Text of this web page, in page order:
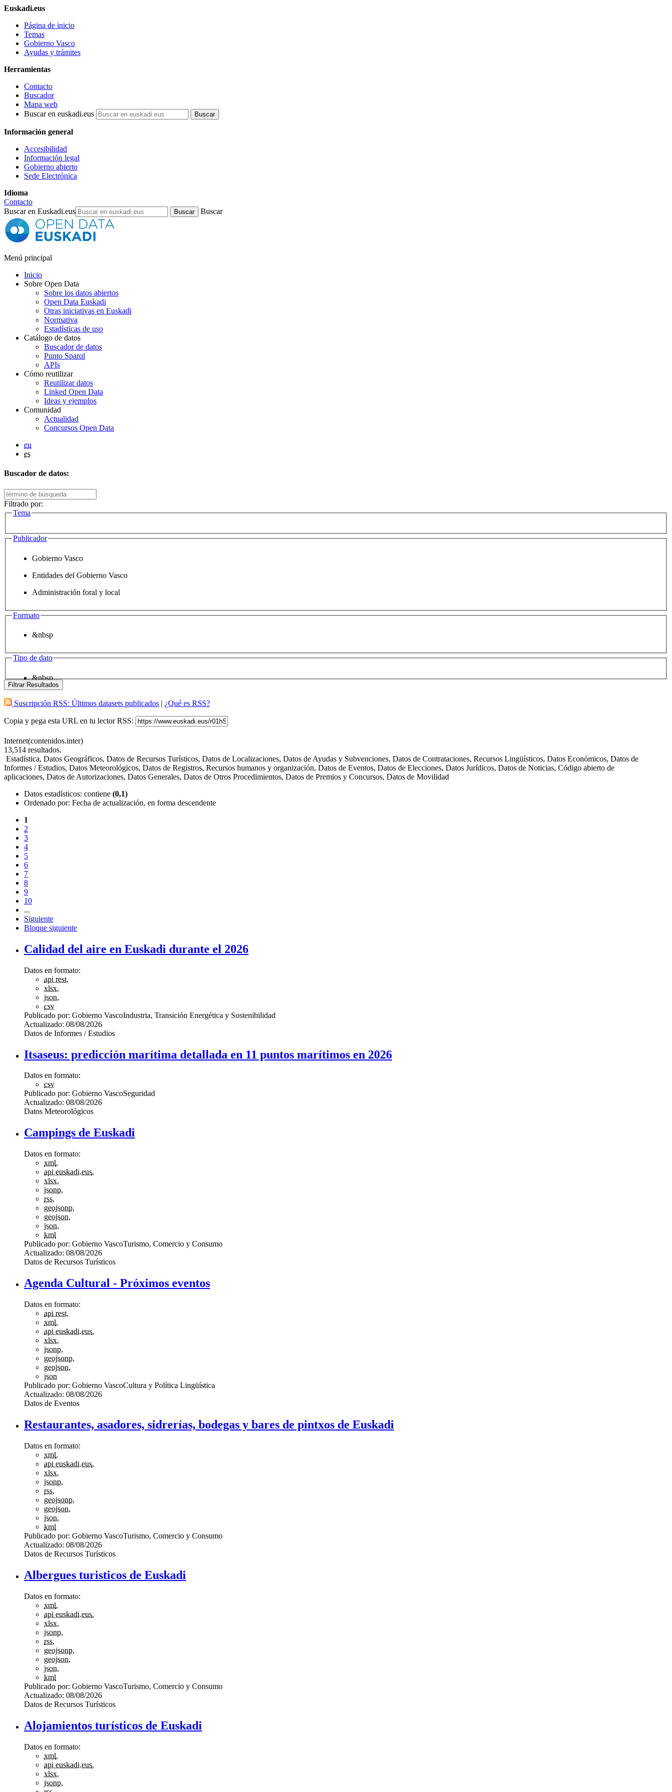
Euskadi.eus
Página de inicio
Temas
Gobierno Vasco
Ayudas y trámites
Herramientas
Contacto
Buscador
Mapa web
Buscar en euskadi.eus
Información general
Accesibilidad
Información legal
Gobierno abierto
Sede Electrónica
Idioma
Contacto
Buscar en Euskadi.eus
Buscar
Menú principal
Inicio
Sobre Open Data
Sobre los datos abiertos
Open Data Euskadi
Otras iniciativas en Euskadi
Normativa
Estadísticas de uso
Catálogo de datos
Buscador de datos
Punto Sparql
APIs
Cómo reutilizar
Reutilizar datos
Linked Open Data
Ideas y ejemplos
Comunidad
Actualidad
Concursos Open Data
eu
es
Buscador de datos:
Filtrado por:
Tema
Publicador
Gobierno Vasco
Entidades del Gobierno Vasco
Administración foral y local
Formato
&nbsp
Tipo de dato
&nbsp
Filtrar Resultados
Suscripción RSS: Últimos datasets publicados | ¿Qué es RSS?
Copia y pega esta URL en tu lector RSS:
Internet(contenidos.inter)
13,514 resultados.
Estadística, Datos Geográficos, Datos de Recursos Turísticos, Datos de Localizaciones, Datos de Ayudas y Subvenciones, Datos de Contrataciones, Recursos Lingüísticos, Datos Económicos, Datos de
Informes / Estudios, Datos Meteorológicos, Datos de Registros, Recursos humanos y organización, Datos de Eventos, Datos de Elecciones, Datos Jurídicos, Datos de Noticias, Código abierto de
aplicaciones, Datos de Autorizaciones, Datos Generales, Datos de Otros Procedimientos, Datos de Premios y Concursos, Datos de Movilidad
Datos estadísticos: contiene (0,1)
Ordenado por: Fecha de actualización, en forma descendente
1
2
3
4
5
6
7
8
9
10
...
Siguiente
Bloque siguiente
Calidad del aire en Euskadi durante el 2026
Datos en formato:
api rest,
xlsx,
json,
csv
Publicado por: Gobierno VascoIndustria, Transición Energética y Sostenibilidad
Actualizado: 08/08/2026
Datos de Informes / Estudios
Itsaseus: predicción marítima detallada en 11 puntos marítimos en 2026
Datos en formato:
csv
Publicado por: Gobierno VascoSeguridad
Actualizado: 08/08/2026
Datos Meteorológicos
Campings de Euskadi
Datos en formato:
xml,
api euskadi.eus,
xlsx,
jsonp,
rss,
geojsonp,
geojson,
json,
kml
Publicado por: Gobierno VascoTurismo, Comercio y Consumo
Actualizado: 08/08/2026
Datos de Recursos Turísticos
Agenda Cultural - Próximos eventos
Datos en formato:
api rest,
xml,
api euskadi.eus,
xlsx,
jsonp,
geojsonp,
geojson,
json
Publicado por: Gobierno VascoCultura y Política Lingüística
Actualizado: 08/08/2026
Datos de Eventos
Restaurantes, asadores, sidrerías, bodegas y bares de pintxos de Euskadi
Datos en formato:
xml,
api euskadi.eus,
xlsx,
jsonp,
rss,
geojsonp,
geojson,
json,
kml
Publicado por: Gobierno VascoTurismo, Comercio y Consumo
Actualizado: 08/08/2026
Datos de Recursos Turísticos
Albergues turisticos de Euskadi
Datos en formato:
xml,
api euskadi.eus,
xlsx,
jsonp,
rss,
geojsonp,
geojson,
json,
kml
Publicado por: Gobierno VascoTurismo, Comercio y Consumo
Actualizado: 08/08/2026
Datos de Recursos Turísticos
Alojamientos turísticos de Euskadi
Datos en formato:
xml,
api euskadi.eus,
xlsx,
jsonp,